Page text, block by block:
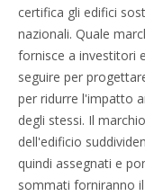
certifica gli edifici
nazionali. Quale
fornisce a investitori
seguire per
per ridurre l'impatto
degli stessi. Il
dell'edificio
quindi assegnati e
sommati forniranno